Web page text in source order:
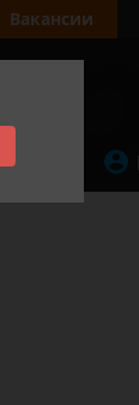
Вакансии